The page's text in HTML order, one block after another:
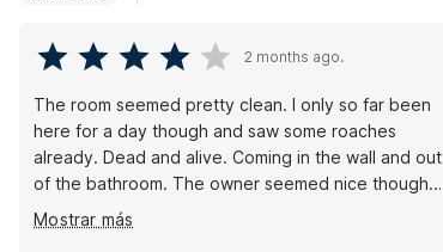
2 months ago.
The room seemed pretty clean. I only so far been
here for a day though and saw some roaches
already. Dead and alive. Coming in the wall and out
of the bathroom. The owner seemed nice though.
Good price for the room though. Room is pretty
clean for the price, and big tv.
Mostrar más